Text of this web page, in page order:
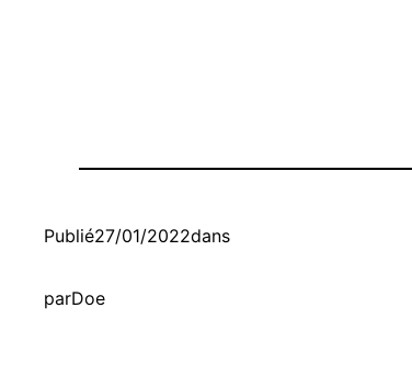
Publié27/01/2022dans
parDoe